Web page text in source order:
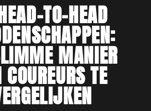
TO-HEAD
MANIER
TE